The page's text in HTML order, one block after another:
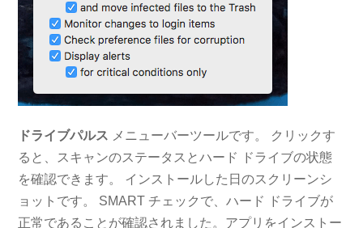
ドライブパルス メニューバーツールです。 クリックす
ると、スキャンのステータスとハード ドライブの状態
を確認できます。 インストールした日のスクリーンシ
ョットです。 SMART チェックで、ハード ドライブが
正常であることが確認されました。アプリをインストー